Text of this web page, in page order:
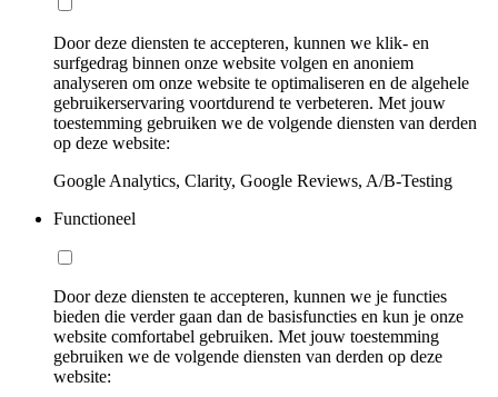
Door deze diensten te accepteren, kunnen we klik- en
surfgedrag binnen onze website volgen en anoniem
analyseren om onze website te optimaliseren en de algehele
gebruikerservaring voortdurend te verbeteren. Met jouw
toestemming gebruiken we de volgende diensten van derden
op deze website:
Google Analytics, Clarity, Google Reviews, A/B-Testing
Functioneel
Door deze diensten te accepteren, kunnen we je functies
bieden die verder gaan dan de basisfuncties en kun je onze
website comfortabel gebruiken. Met jouw toestemming
gebruiken we de volgende diensten van derden op deze
website: